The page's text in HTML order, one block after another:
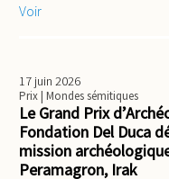
Voir
17 juin 2026
Prix| Mondes sémitiques
Le Grand Prix
Fondation Del Duca
mission
Peramagron, Irak